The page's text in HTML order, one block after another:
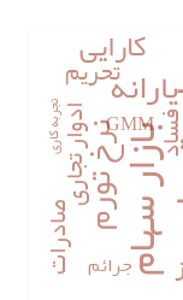
بازار سهامنرخ تورم
یارانه
کارایی
ادوار تجاری
صادرات
تحریم
جرائم
GMM تجربه کاری